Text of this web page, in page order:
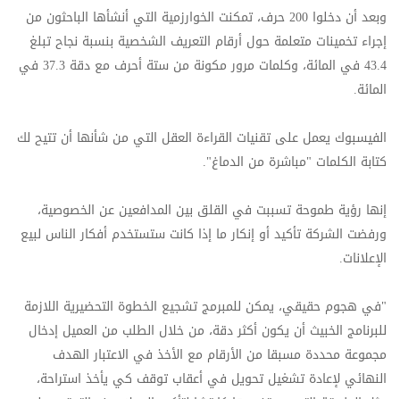
وبعد أن دخلوا 200 حرف، تمكنت الخوارزمية التي أنشأها الباحثون من
إجراء تخمينات متعلمة حول أرقام التعريف الشخصية بنسبة نجاح تبلغ
43.4 في المائة، وكلمات مرور مكونة من ستة أحرف مع دقة 37.3 في
المائة.
الفيسبوك يعمل على تقنيات القراءة العقل التي من شأنها أن تتيح لك
كتابة الكلمات "مباشرة من الدماغ".
إنها رؤية طموحة تسببت في القلق بين المدافعين عن الخصوصية،
ورفضت الشركة تأكيد أو إنكار ما إذا كانت ستستخدم أفكار الناس لبيع
الإعلانات.
"في هجوم حقيقي، يمكن للمبرمج تشجيع الخطوة التحضيرية اللازمة
للبرنامج الخبيث أن يكون أكثر دقة، من خلال الطلب من العميل إدخال
مجموعة محددة مسبقا من الأرقام مع الأخذ في الاعتبار الهدف
النهائي لإعادة تشغيل تحويل في أعقاب توقف كي يأخذ استراحة،